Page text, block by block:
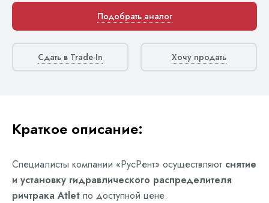
Подобрать аналог
Сдать в Trade-In Хочу продать
Краткое описание:
Специалисты компании «РусРент» осуществляют снятие
и установку гидравлического распределителя
ричтрака Atlet по доступной цене.